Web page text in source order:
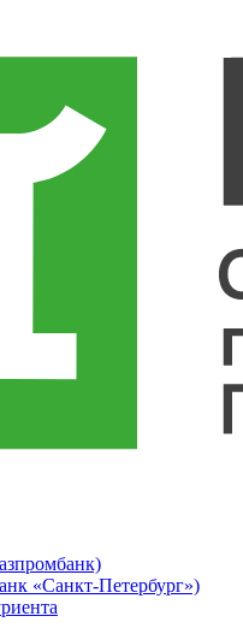
«Санкт-Петербург»)